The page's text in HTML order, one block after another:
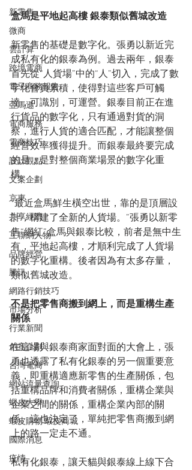
新零售
微商
雲計算
跨境電商
電子商務報告
亞馬遜
電商服務
電商技巧
設計觀點
文案企劃
京東
共享經濟
互聯網人物
品牌經營
騰訊
網路行銷技巧
市場分析
行業新聞
創意企劃
台灣電商
網站流量查詢
蝦皮大學
蝦皮購物 蝦皮商城
國際消息
疫情
盒馬是平地起高樓 銀泰類似舊城改造
新零售的基礎是數字化。張勇以新近完
成私有化的銀泰為例。過去兩年，銀泰
首先從“人貨場”中的“人”切入，完成了數
字化會員累積，使得對這些客戶可觸
達，可識別，可運營。銀泰目前正在進
行貨品的數字化，只有通過對貨的洞
察，進行人貨的適合匹配，才能讓整個
經營效率獲得提升。而銀泰最終要完成
的是，是對整個商業場景的數字化重
構。
“最近盒馬鮮生橫空出世，靠的是頂層設
計，構建了全新的人貨場。”張勇以新零
售“網紅”盒馬與銀泰比較，前者是無中生
有，平地起高樓，才順利完成了人貨場
的數字化重構。後者因為有太多存量，
類似舊城改造。
不是把零售商搬到網上，而是重構生產
關係
在這場與銀泰商家面對面的大會上，張
勇也透露了私有化銀泰的另一個重要意
義，即重構適應新零售的生產關係，包
括重構品牌和消費者關係，重構企業與
企業之間的關係，重構企業內部的關
係。這也決定了，單純把零售商搬到網
上的路一定走不通。
私有化銀泰，讓天貓與銀泰線上線下合